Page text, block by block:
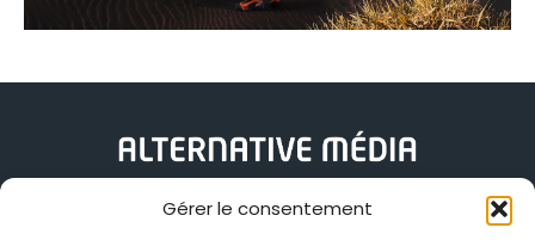
Gérer le consentement
Alternative Média est une agence de relations presse et de
relations publiques basée à Grenoble. Depuis 1995, elle conçoit et